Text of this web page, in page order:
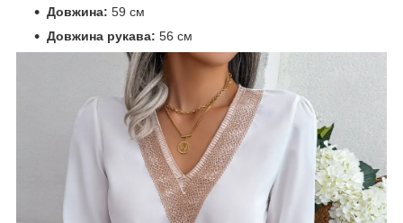
Довжина: 59 см
Довжина рукава: 56 см